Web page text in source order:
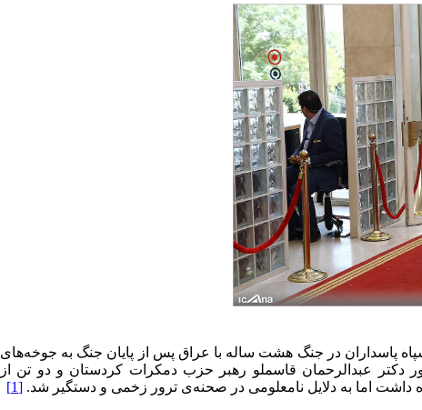
پاسداران در جنگ هشت ساله با عراق پس از پایان جنگ به جوخه‌های
دکتر عبدالرحمان قاسملو رهبر حزب دمکرات کردستان و دو تن از
[1]